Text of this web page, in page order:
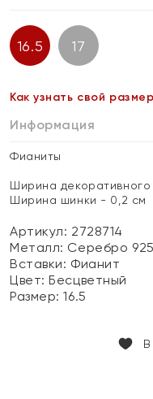
16.5 17
Как узнать свой размер
Информация
Фианиты
Ширина
Ширина шинки - 0,2 см
Артикул: 2728714
Металл: Серебро 925
Вставки: Фианит
Цвет:Бесцветный
Размер:16.5